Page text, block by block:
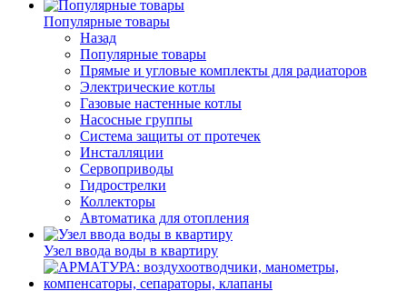
Популярные товары
Назад
Популярные товары
Прямые и угловые комплекты для радиаторов
Электрические котлы
Газовые настенные котлы
Насосные группы
Система защиты от протечек
Инсталляции
Сервоприводы
Гидрострелки
Коллекторы
Автоматика для отопления
Узел ввода воды в квартиру